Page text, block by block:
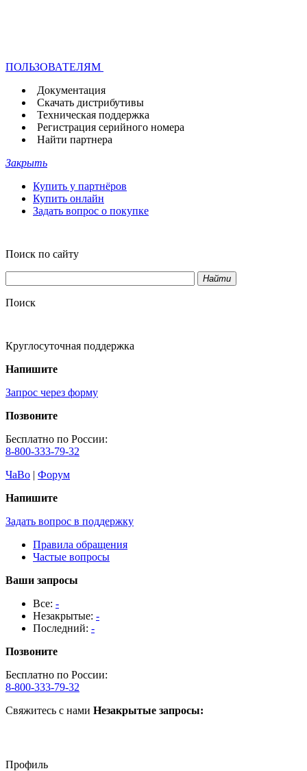
ПОЛЬЗОВАТЕЛЯМ
Документация
Скачать дистрибутивы
Техническая поддержка
Регистрация серийного номера
Найти партнера
Закрыть
Купить у партнёров
Купить онлайн
Задать вопрос о покупке
Поиск по сайту
Найти
Поиск
Круглосуточная поддержка
Напишите
Запрос через форму
Позвоните
Бесплатно по России:
8-800-333-79-32
ЧаВо | Форум
Напишите
Задать вопрос в поддержку
Правила обращения
Частые вопросы
Ваши запросы
Все: -
Незакрытые: -
Последний: -
Позвоните
Бесплатно по России:
8-800-333-79-32
Свяжитесь с нами Незакрытые запросы:
Профиль